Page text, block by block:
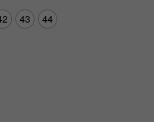
43
44